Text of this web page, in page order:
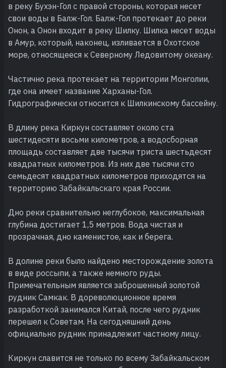
в реку Бухэн-Гол с правой стороны, которая несет
свои воды в Балж-Гол. Балж-Гол протекает до реки
Онон, а Онон входит в реку Шилку. Шилка несет воды
в Амур, который, наконец, изливается в Охотское
море, относящееся к Северному Ледовитому океану.
Частично река протекает на территории Монголии,
где она имеет название Харханы-Гол.
Гидрографически относится к Шилкинскому бассейну.
В длину река Киркун составляет около ста
шестидесяти восьми километров, а водосборная
площадь составляет две тысячи триста шестьдесят
квадратных километров. Из них две тысячи сто
семьдесят квадратных километров приходятся на
территорию Забайкальскаго края России.
Дно реки сравнительно неглубокое, максимальная
глубина достигает 1,5 метров. Вода чистая и
прозрачная, дно каменистое, как и берега.
В долине реки было найдено месторождение золота
в виде россыпи, а также немного руды.
Примечательным является заброшенный золотой
рудник Самкак. В дореволюционное время
разработкой занимался Китай, после чего рудник
перешел к Советам. На сегодняшний день
официально рудник принадлежит частному лицу.
Киркун славится не только по всему Забайкальском